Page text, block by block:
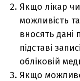
Якщо лікар
можливість
вносять
підставі
обліковій
Якщо